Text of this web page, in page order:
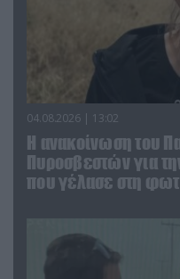
04.08.2026 | 13:02
Η ανακοίνωση του
Πυροσβεστών για
που γέλασε στη